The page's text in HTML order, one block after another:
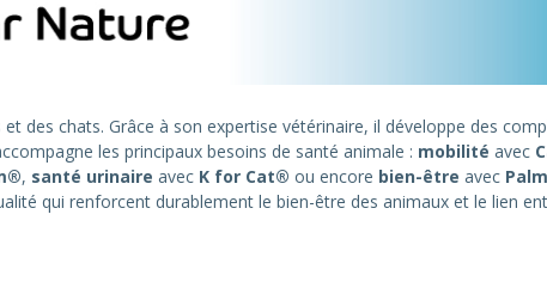
des chats. Grâce à son expertise vétérinaire, il développe des
les principaux besoins de santé animale : mobilité avec
, santé urinaire avec K for Cat® ou encore bien-être avec
qui renforcent durablement le bien-être des animaux et le lien